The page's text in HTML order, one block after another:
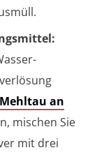
Mehltau an
mischen Sie
mit drei